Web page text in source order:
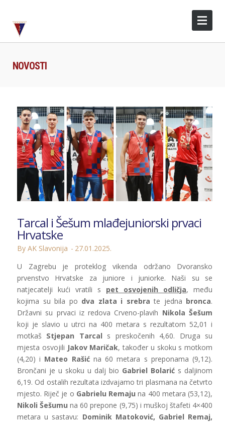
NOVOSTI
Tarcal i Šešum mlađejuniorski prvaci
Hrvatske
By AK Slavonija
27.01.2025.
U Zagrebu je proteklog vikenda održano Dvoransko
prvenstvo Hrvatske za juniore i juniorke. Naši su se
natjecatelji kući vratili s pet osvojenih odličja, među
kojima su bila po dva zlata i srebra te jedna bronca.
Državni su prvaci iz redova Crveno-plavih Nikola Šešum
koji je slavio u utrci na 400 metara s rezultatom 52,01 i
motkaš Stjepan Tarcal s preskočenih 4,60. Druga su
mjesta osvojili Jakov Maričak, također u skoku s motkom
(4,20) i Mateo Rašićna 60 metara s preponama (9,12).
Brončani je u skoku u dalj bio Gabriel Bolarić s daljinom
6,19. Od ostalih rezultata izdvajamo tri plasmana na četvrto
mjesto. Riječ je o Gabrielu Remaju na 400 metara (53,12),
Nikoli Šešumu na 60 prepone (9,75) i muškoj štafeti 4×400
metara u sastavu: Dominik Matoković, Gabriel Remaj,